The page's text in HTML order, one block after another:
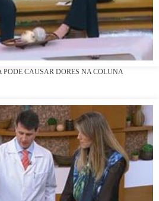
PODE CAUSAR DORES NA COLUNA